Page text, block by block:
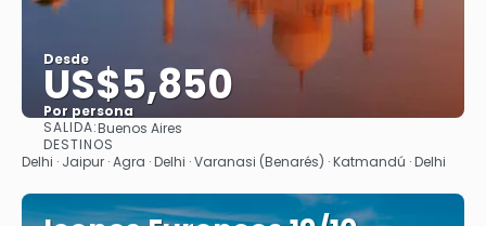
Desde
US$5,850
Por persona
SALIDA:Buenos Aires
DESTINOS
Delhi · Jaipur · Agra · Delhi · Varanasi (Benarés) · Katmandú · Delhi